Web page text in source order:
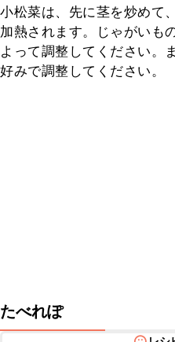
小松菜は、先に茎を炒めて
加熱されます。じゃがいも
よって調整してください。
好みで調整してください。
たべれぽ